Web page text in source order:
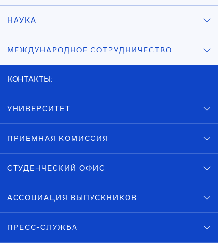
НАУКА
МЕЖДУНАРОДНОЕ СОТРУДНИЧЕСТВО
КОНТАКТЫ:
УНИВЕРСИТЕТ
ПРИЕМНАЯ КОМИССИЯ
СТУДЕНЧЕСКИЙ ОФИС
АССОЦИАЦИЯ ВЫПУСКНИКОВ
ПРЕСС-СЛУЖБА